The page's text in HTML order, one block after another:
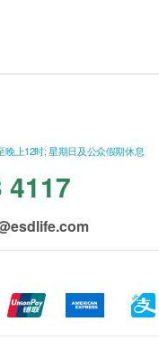
用1-2粒；或遵医嘱服
苷酸250毫克、紫檀
毫克；微晶纤维素、
矽、羟丙甲纤维素
植物提取、纯素食胶
剂，不含色素，香料
麦
费送货服务。 账单总额
定订单后1-3个工作天
送时间会因节日而有所
挂或黑色暴雨警告生效
。
须视乎相关货品的供
健康网购health.
品，健康网购health.
，并且会于送货前透过
晚上12时; 星期日及公众假期休息
4117